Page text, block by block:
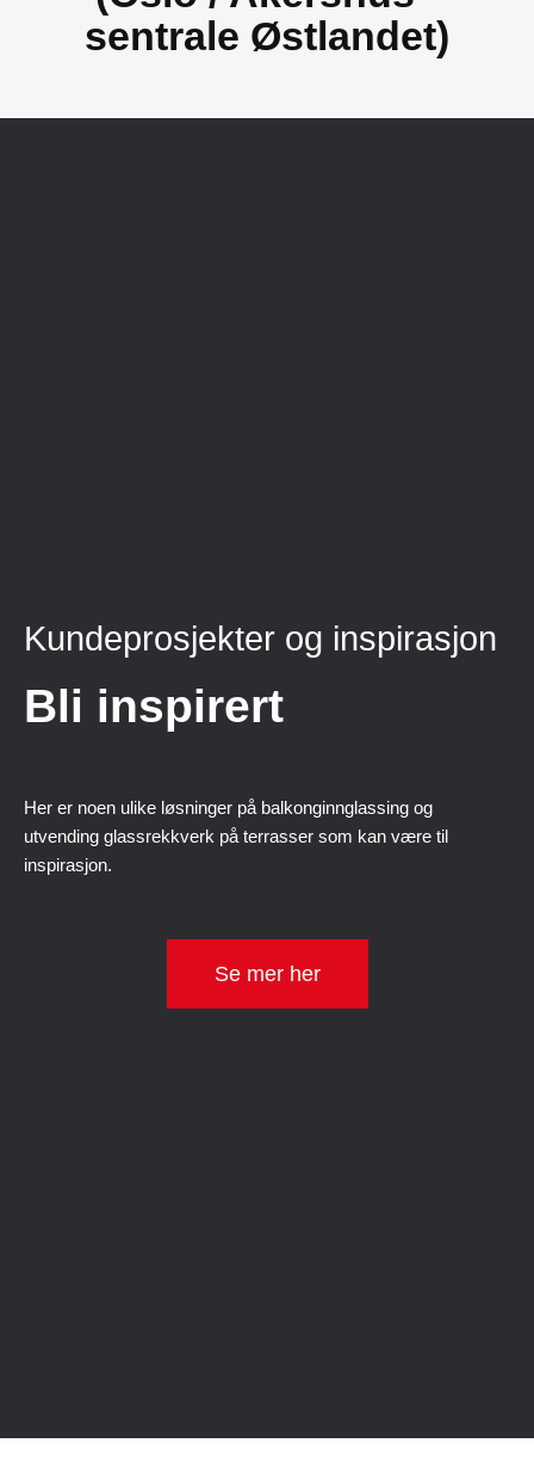
sentrale Østlandet)
Kundeprosjekter og inspirasjon
Bli inspirert
Her er noen ulike løsninger på balkonginnglassing og
utvending glassrekkverk på terrasser som kan være til
inspirasjon.
Se mer her